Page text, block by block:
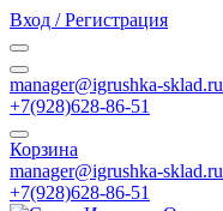
Вход / Регистрация
manager@igrushka-sklad.ru
+7(928)628-86-51
Корзина
manager@igrushka-sklad.ru
+7(928)628-86-51